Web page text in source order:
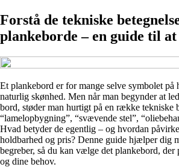
Forstå de tekniske
plankeborde – en guide til
Et plankebord er for mange selve symbolet
naturlig skønhed. Men når man begynder at
bord, støder man hurtigt på en række tekniske
“lamelopbygning”, “svævende stel”,
Hvad betyder de egentlig – og hvordan
holdbarhed og pris? Denne guide hjælper dig
begreber, så du kan vælge det plankebord, der
og dine behov.